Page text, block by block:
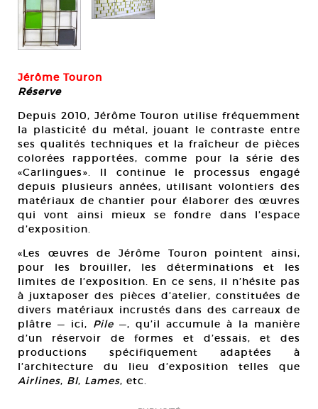
Jérôme Touron
Réserve
Depuis 2010, Jérôme Touron utilise fréquemment
la plasticité du métal, jouant le contraste entre
ses qualités techniques et la fraîcheur de pièces
colorées rapportées, comme pour la série des
«Carlingues». Il continue le processus engagé
depuis plusieurs années, utilisant volontiers des
matériaux de chantier pour élaborer des œuvres
qui vont ainsi mieux se fondre dans l’espace
d’exposition.
«Les œuvres de Jérôme Touron pointent ainsi,
pour les brouiller, les déterminations et les
limites de l’exposition. En ce sens, il n’hésite pas
à juxtaposer des pièces d’atelier, constituées de
divers matériaux incrustés dans des carreaux de
plâtre — ici, Pile —, qu’il accumule à la manière
d’un réservoir de formes et d’essais, et des
productions spécifiquement adaptées à
l’architecture du lieu d’exposition telles que
Airlines, BI, Lames, etc.